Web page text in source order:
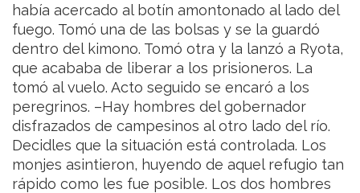
había acercado al botín amontonado al lado del
fuego. Tomó una de las bolsas y se la guardó
dentro del kimono. Tomó otra y la lanzó a Ryota,
que acababa de liberar a los prisioneros. La
tomó al vuelo. Acto seguido se encaró a los
peregrinos. –Hay hombres del gobernador
disfrazados de campesinos al otro lado del río.
Decidles que la situación está controlada. Los
monjes asintieron, huyendo de aquel refugio tan
rápido como les fue posible. Los dos hombres